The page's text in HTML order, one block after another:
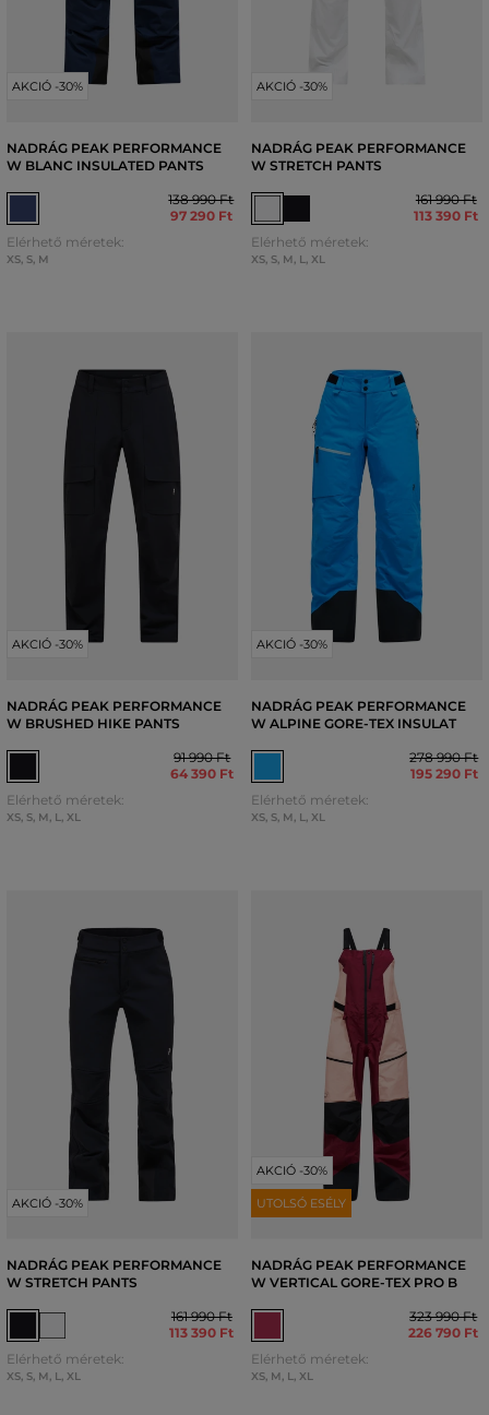
AKCIÓ -30%
NADRÁG PEAK PERFORMANCE
W BLANC INSULATED PANTS
138 990 Ft
97 290 Ft
Elérhető méretek:
XS, S, M
AKCIÓ -30%
NADRÁG PEAK PERFORMANCE
W STRETCH PANTS
161 990 Ft
113 390 Ft
Elérhető méretek:
XS, S, M, L, XL
AKCIÓ -30%
NADRÁG PEAK PERFORMANCE
W BRUSHED HIKE PANTS
91 990 Ft
64 390 Ft
Elérhető méretek:
XS, S, M, L, XL
AKCIÓ -30%
NADRÁG PEAK PERFORMANCE
W ALPINE GORE-TEX INSULAT
278 990 Ft
195 290 Ft
Elérhető méretek:
XS, S, M, L, XL
AKCIÓ -30%
NADRÁG PEAK PERFORMANCE
W STRETCH PANTS
161 990 Ft
113 390 Ft
Elérhető méretek:
XS, S, M L XL
AKCIÓ -30%
UTOLSÓ ESÉLY
NADRÁG PEAK PERFORMANCE
W VERTICAL GORE-TEX PRO B
323 990 Ft
226 790 Ft
Elérhető méretek:
XS, M L XL